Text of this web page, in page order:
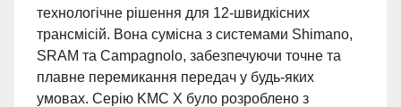
технологічне рішення для 12-швидкісних
трансмісій. Вона сумісна з системами Shimano,
SRAM та Campagnolo, забезпечуючи точне та
плавне перемикання передач у будь-яких
умовах. Серію KMC X було розроблено з